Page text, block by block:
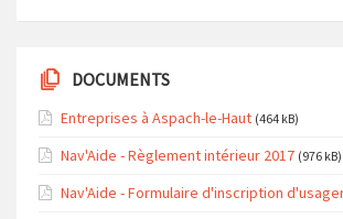
DOCUMENTS
Entreprises à Aspach-le-Haut (464 kB)
Nav'Aide - Règlement intérieur 2017 (976 kB)
Nav'Aide - Formulaire d'inscription